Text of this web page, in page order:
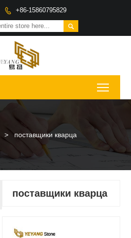
 +86-15860795829

> поставщики кварца
поставщики кварца